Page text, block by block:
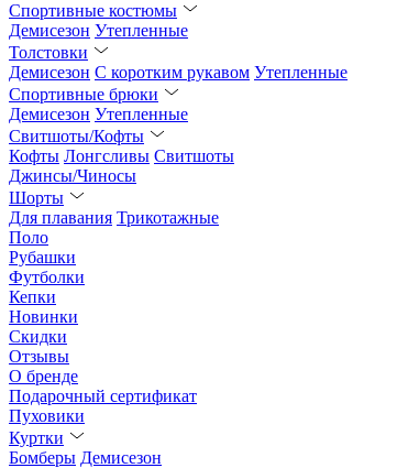
Спортивные костюмы
Демисезон Утепленные
Толстовки
Демисезон С коротким рукавом Утепленные
Спортивные брюки
Демисезон Утепленные
Свитшоты/Кофты
Кофты Лонгсливы Свитшоты
Джинсы/Чиносы
Шорты
Для плавания Трикотажные
Поло
Рубашки
Футболки
Кепки
Новинки
Скидки
Отзывы
О бренде
Подарочный сертификат
Пуховики
Куртки
Бомберы Демисезон